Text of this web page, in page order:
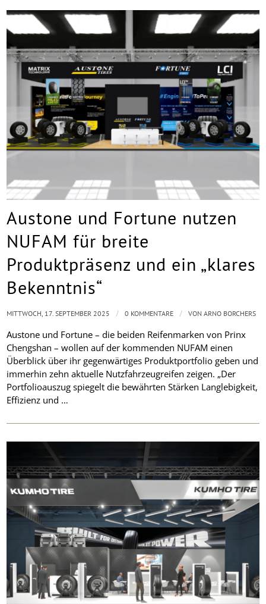
Austone und Fortune nutzen
NUFAM für breite
Produktpräsenz und ein „klares
Bekenntnis“
Austone und Fortune – die beiden Reifenmarken von Prinx
Chengshan – wollen auf der kommenden NUFAM einen
Überblick über ihr gegenwärtiges Produktportfolio geben und
immerhin zehn aktuelle Nutzfahrzeugreifen zeigen. „Der
Portfolioauszug spiegelt die bewährten Stärken Langlebigkeit,
Effizienz und …
MITTWOCH, 17. SEPTEMBER 2025 / 0 KOMMENTARE / VONARNO BORCHERS